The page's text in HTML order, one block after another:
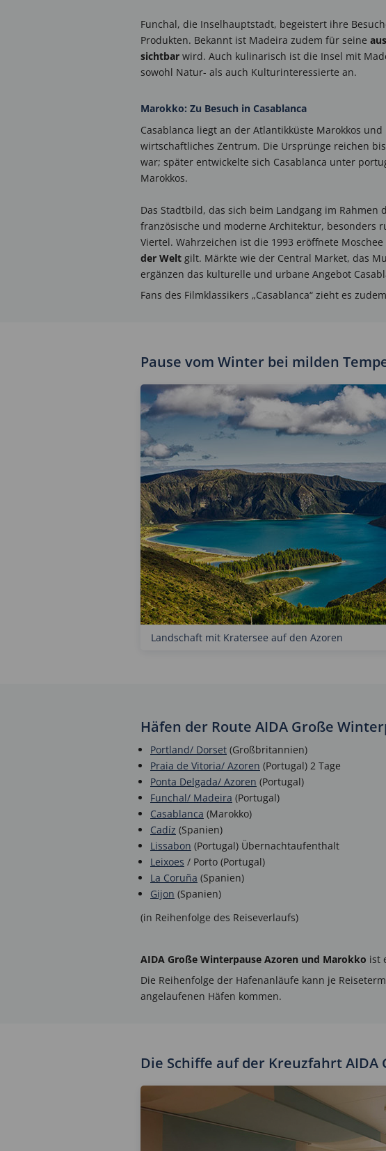
Funchal, die Inselhauptstadt, begeistert ihre
Produkten. Bekannt ist Madeira zudem für seine
sichtbar wird. Auch kulinarisch ist die Insel mit
sowohl Natur- als auch Kulturinteressierte an.
Marokko: Zu Besuch in Casablanca
Casablanca liegt an der Atlantikküste Marokkos
wirtschaftliches Zentrum. Die Ursprünge reichen
war; später entwickelte sich Casablanca unter
Marokkos.
Das Stadtbild, das sich beim Landgang im
französische und moderne Architektur, besonders
Viertel. Wahrzeichen ist die 1993 eröffnete
der Welt gilt. Märkte wie der Central Market, das
ergänzen das kulturelle und urbane Angebot
Fans des Filmklassikers „Casablanca“ zieht es
Pause vom Winter bei milden
Landschaft mit Kratersee auf den Azoren
Häfen der Route AIDA Große
Portland/ Dorset (Großbritannien)
Praia de Vitoria/ Azoren (Portugal) 2 Tage
Ponta Delgada/ Azoren (Portugal)
Funchal/ Madeira (Portugal)
Casablanca (Marokko)
Cadíz (Spanien)
Lissabon (Portugal) Übernachtaufenthalt
Leixoes / Porto (Portugal)
La Coruña (Spanien)
Gijon (Spanien)
(in Reihenfolge des Reiseverlaufs)
AIDA Große Winterpause Azoren und Marokko ist
Die Reihenfolge der Hafenanläufe kann je
angelaufenen Häfen kommen.
Die Schiffe auf der Kreuzfahrt